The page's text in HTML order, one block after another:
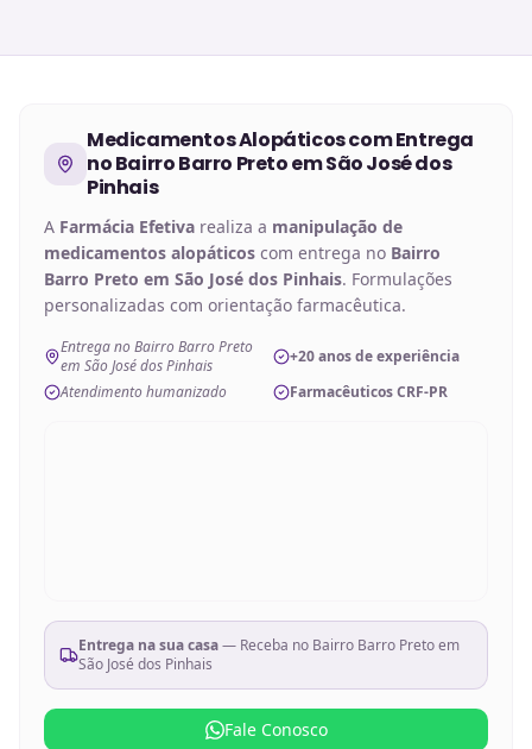
Medicamentos Alopáticoscom Entrega
noBairro Barro Preto em São José dos
Pinhais
A Farmácia Efetiva realiza a manipulação de
medicamentos alopáticos com entrega no Bairro
Barro Preto em São José dos Pinhais. Formulações
personalizadas com orientação farmacêutica.
Entrega no Bairro Barro Preto
em São José dos Pinhais
+20 anos de experiência
Atendimento humanizado
Farmacêuticos CRF-PR
Entrega na sua casa— Receba no Bairro Barro Preto em
São José dos Pinhais
Fale Conosco